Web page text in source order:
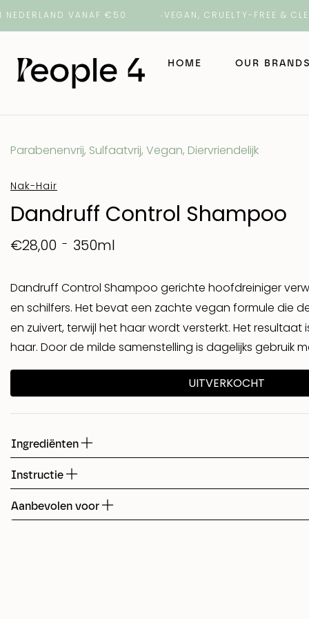
VANAF €50 VEGAN, CRUELTY-FREE & CLEAN
HOME OUR BRANDS
ORI Lab
Number 4
Shed
Fudge
Parabenenvrij, Sulfaatvrij, Vegan, Diervriendelijk
Nak-Hair
Dandruff Control Shampoo
€28,00 350ml
Dandruff Control Shampoo gerichte hoofdreiniger
en schilfers. Het bevat een zachte vegan formule die
en zuivert, terwijl het haar wordt versterkt. Het resultaat
haar. Door de milde samenstelling is dagelijks gebruik
Ingrediënten
Instructie
Aanbevolen voor
UITVERKOCHT